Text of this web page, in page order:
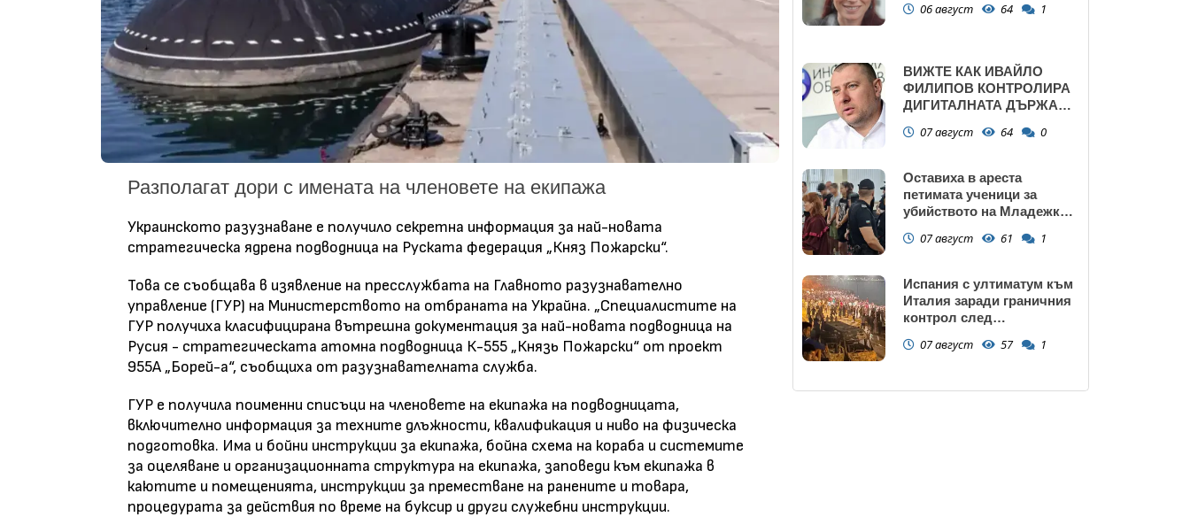
Разполагат дори с имената на членовете на екипажа
Украинското разузнаване е получило секретна информация за най-новата
стратегическа ядрена подводница на Руската федерация „Княз Пожарски“.
Това се съобщава в изявление на пресслужбата на Главното разузнавателно
управление (ГУР) на Министерството на отбраната на Украйна. „Специалистите на
ГУР получиха класифицирана вътрешна документация за най-новата подводница на
Русия - стратегическата атомна подводница К-555 „Князь Пожарски“ от проект
955А „Борей-а“, съобщиха от разузнавателната служба.
ГУР е получила поименни списъци на членовете на екипажа на подводницата,
включително информация за техните длъжности, квалификация и ниво на физическа
подготовка. Има и бойни инструкции за екипажа, бойна схема на кораба и системите
за оцеляване и организационната структура на екипажа, заповеди към екипажа в
каютите и помещенията, инструкции за преместване на ранените и товара,
процедурата за действия по време на буксир и други служебни инструкции.
06 август 64 1
ВИЖТЕ КАК ИВАЙЛО
ФИЛИПОВ КОНТРОЛИРА
ДИГИТАЛНАТА ДЪРЖАВА
ПРАВИТЕЛСТВОТО?
07 август 64 0
Оставиха в ареста
петимата ученици за
убийството на Младежкия
час, гаврили се с него и го
07 август 61 1
Испания с ултиматум към
Италия заради граничния
контрол след
07 август 57 1